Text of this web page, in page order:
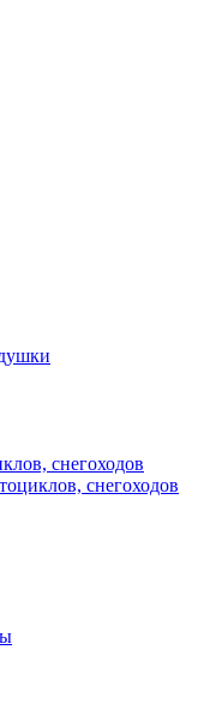
снегоходов
снегоходов